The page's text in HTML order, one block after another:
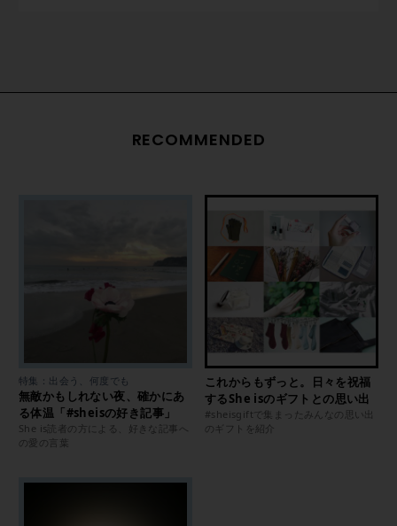
RECOMMENDED
特集：出会う、何度でも
無敵かもしれない夜、確かにあ
る体温「#sheisの好き記事」
She is読者の方による、好きな記事へ
の愛の言葉
これからもずっと。日々を祝福
するShe isのギフトとの思い出
#sheisgiftで集まったみんなの思い出
のギフトを紹介